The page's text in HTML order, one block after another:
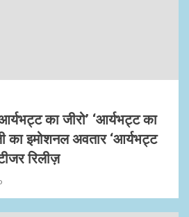
का जीरो’ ‘आर्यभट्ट का
का इमोशनल अवतार ‘आर्यभट्ट
रिलीज़